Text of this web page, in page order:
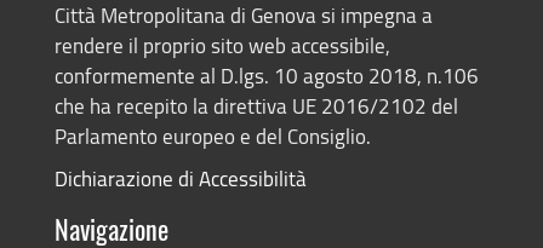
Città Metropolitana di Genova si impegna a
rendere il proprio sito web accessibile,
conformemente al D.lgs. 10 agosto 2018, n.106
che ha recepito la direttiva UE 2016/2102 del
Parlamento europeo e del Consiglio.
Dichiarazione di Accessibilità
Navigazione